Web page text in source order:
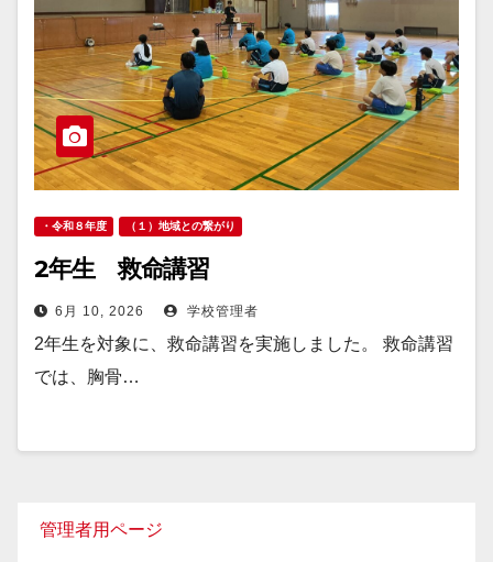
・令和８年度 （１）地域との繋がり
2年生 救命講習
6月 10, 2026 学校管理者
2年生を対象に、救命講習を実施しました。 救命講習
では、胸骨…
管理者用ページ